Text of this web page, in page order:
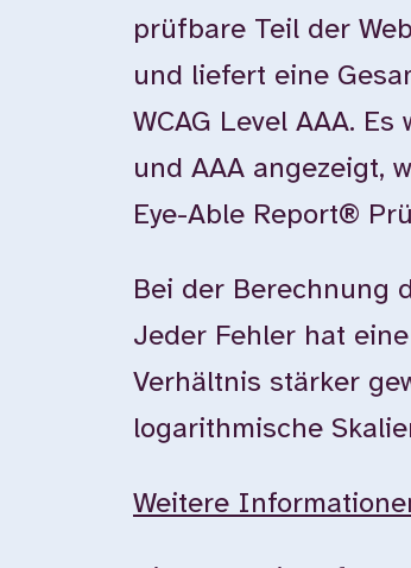
prüfbare Teil der
und liefert eine
WCAG Level AAA.
und AAA angezeigt,
Eye-Able Report®
Bei der Berechnung
Jeder Fehler hat
Verhältnis stärker
logarithmische
Weitere